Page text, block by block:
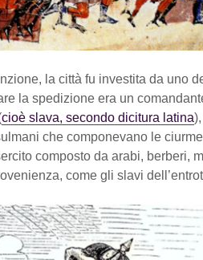
la città fu investita da uno
la spedizione era un
cioè slava, secondo dicitura latina
che componevano le
composto da arabi, berberi,
come gli slavi